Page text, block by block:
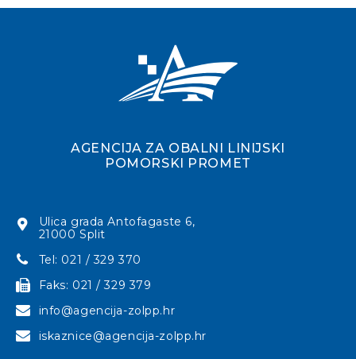
AGENCIJA ZA OBALNI LINIJSKI
POMORSKI PROMET
Ulica grada Antofagaste 6,
21000 Split
Tel: 021 / 329 370
Faks: 021 / 329 379
info@agencija-zolpp.hr
iskaznice@agencija-zolpp.hr